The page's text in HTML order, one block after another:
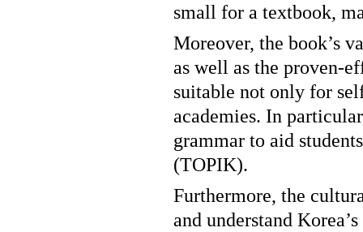
small for a textbook,
Moreover, the book’s
as well as the proven-
suitable not only for
academies. In
grammar to aid
(TOPIK).
Furthermore, the
and understand